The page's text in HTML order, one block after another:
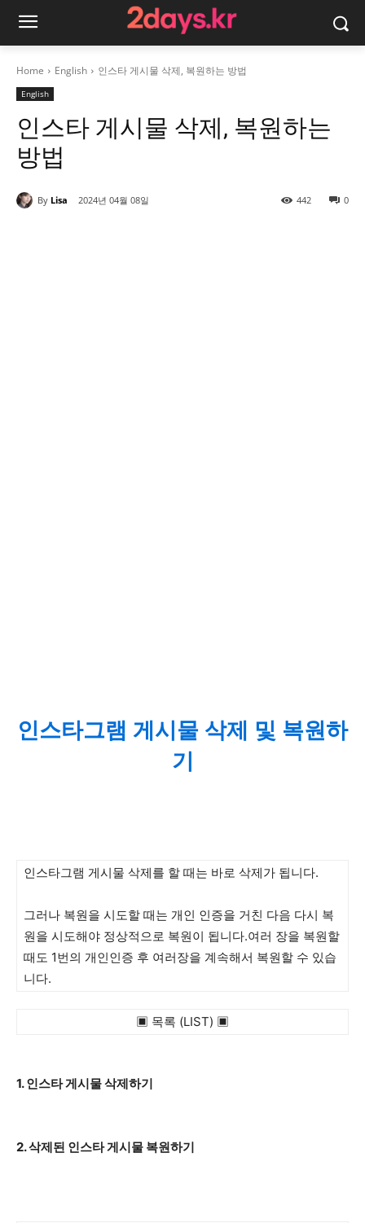
Home English 인스타 게시물 삭제, 복원하는 방법
English
인스타 게시물 삭제, 복원하는
방법
By Lisa 2024년 04월 08일 0
442
인스타그램 게시물 삭제 및 복원하
기
인스타그램 게시물 삭제를 할 때는 바로 삭제가 됩니다.
그러나 복원을 시도할 때는 개인 인증을 거친 다음 다시 복
원을 시도해야 정상적으로 복원이 됩니다.여러 장을 복원할
때도 1번의 개인인증 후 여러장을 계속해서 복원할 수 있습
니다.
▣ 목록 (LIST) ▣
1. 인스타 게시물 삭제하기
2. 삭제된 인스타 게시물 복원하기